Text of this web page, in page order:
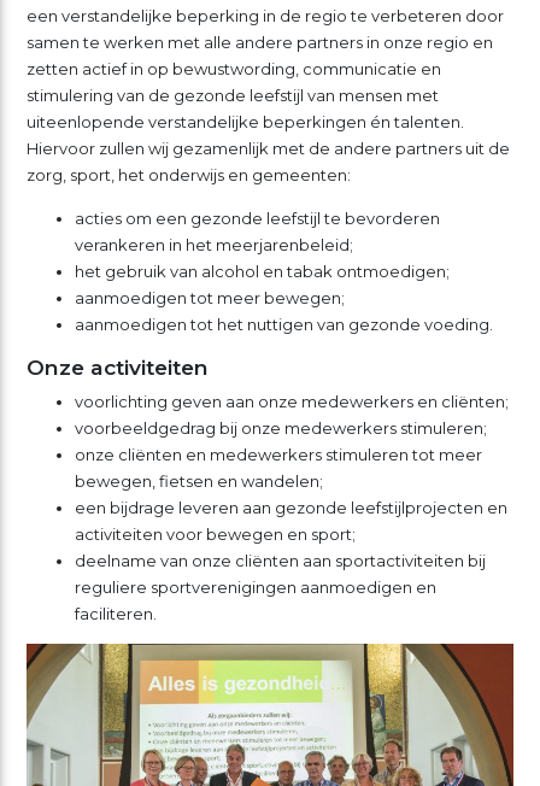
een verstandelijke beperking in de regio te verbeteren door
samen te werken met alle andere partners in onze regio en
zetten actief in op bewustwording, communicatie en
stimulering van de gezonde leefstijl van mensen met
uiteenlopende verstandelijke beperkingen én talenten.
Hiervoor zullen wij gezamenlijk met de andere partners uit de
zorg, sport, het onderwijs en gemeenten:
acties om een gezonde leefstijl te bevorderen
verankeren in het meerjarenbeleid;
het gebruik van alcohol en tabak ontmoedigen;
aanmoedigen tot meer bewegen;
aanmoedigen tot het nuttigen van gezonde voeding.
Onze activiteiten
voorlichting geven aan onze medewerkers en cliënten;
voorbeeldgedrag bij onze medewerkers stimuleren;
onze cliënten en medewerkers stimuleren tot meer
bewegen, fietsen en wandelen;
een bijdrage leveren aan gezonde leefstijlprojecten en
activiteiten voor bewegen en sport;
deelname van onze cliënten aan sportactiviteiten bij
reguliere sportverenigingen aanmoedigen en
faciliteren.